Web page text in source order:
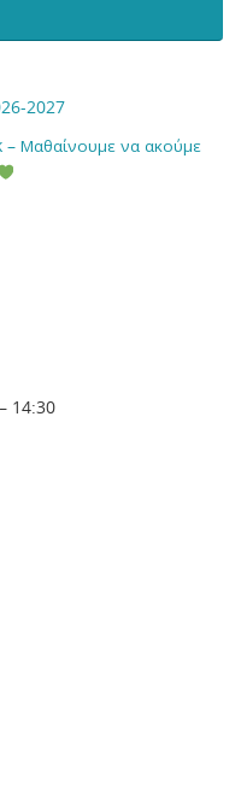
2027
Μαθαίνουμε να ακούμε
14:30